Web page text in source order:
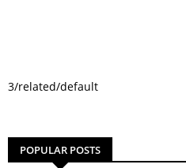
3/related/default
POPULAR POSTS